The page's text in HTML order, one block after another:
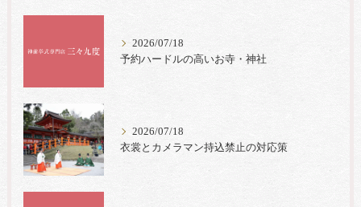
2026/07/18
予約ハードルの高いお寺・神社
2026/07/18
衣裳とカメラマン持込禁止の対応策